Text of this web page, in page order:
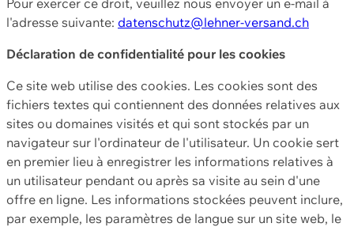
l'adresse suivante: datenschutz@lehner-versand.ch
Déclaration de confidentialité pour les cookies
Ce site web utilise des cookies. Les cookies sont des
fichiers textes qui contiennent des données relatives aux
sites ou domaines visités et qui sont stockés par un
navigateur sur l'ordinateur de l'utilisateur. Un cookie sert
en premier lieu à enregistrer les informations relatives à
un utilisateur pendant ou après sa visite au sein d'une
offre en ligne. Les informations stockées peuvent inclure,
par exemple, les paramètres de langue sur un site web, le